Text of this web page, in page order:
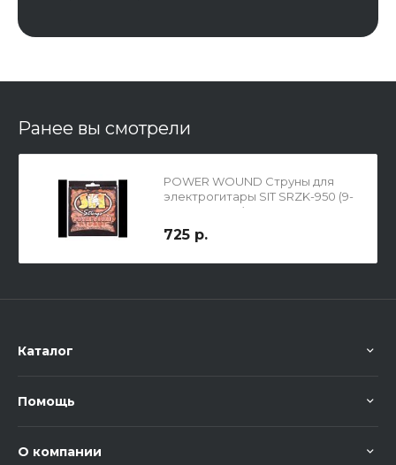
Ранее вы смотрели
POWER WOUND Струны для
электрогитары SIT SRZK-950 (9-
13-17-26-36-50)
725 р.
Каталог
Помощь
О компании